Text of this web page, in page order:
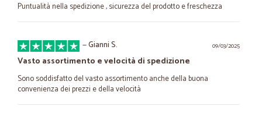
Puntualità nella spedizione , sicurezza del prodotto e freschezza
09/03/2025
—Gianni S.
Vasto assortimento e velocità di spedizione
Sono soddisfatto del vasto assortimento anche della buona
convenienza dei prezzi e della velocità